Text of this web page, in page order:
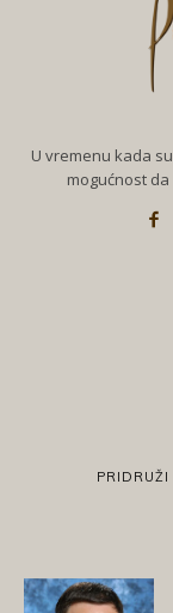
U vremenu kada
mogućnost